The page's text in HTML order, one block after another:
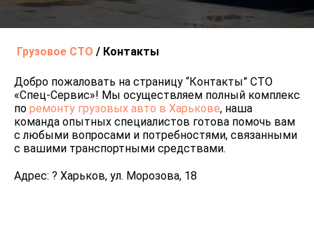
Грузовое СТО / Контакты
Добро пожаловать на страницу “Контакты” СТО
«Спец-Сервис»! Мы осуществляем полный комплекс
по ремонту грузовых авто в Харькове, наша
команда опытных специалистов готова помочь вам
с любыми вопросами и потребностями, связанными
с вашими транспортными средствами.
Адрес: ? Харьков, ул. Морозова, 18